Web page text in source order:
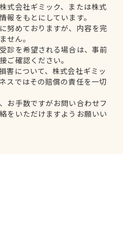
式会社ギミック、または株式
報をもとにしています。
努めておりますが、内容を完
せん。
診を希望される場合は、事前
ご確認ください。
害について、株式会社ギミッ
スではその賠償の責任を一切
お手数ですがお問い合わせフ
をいただけますようお願いい